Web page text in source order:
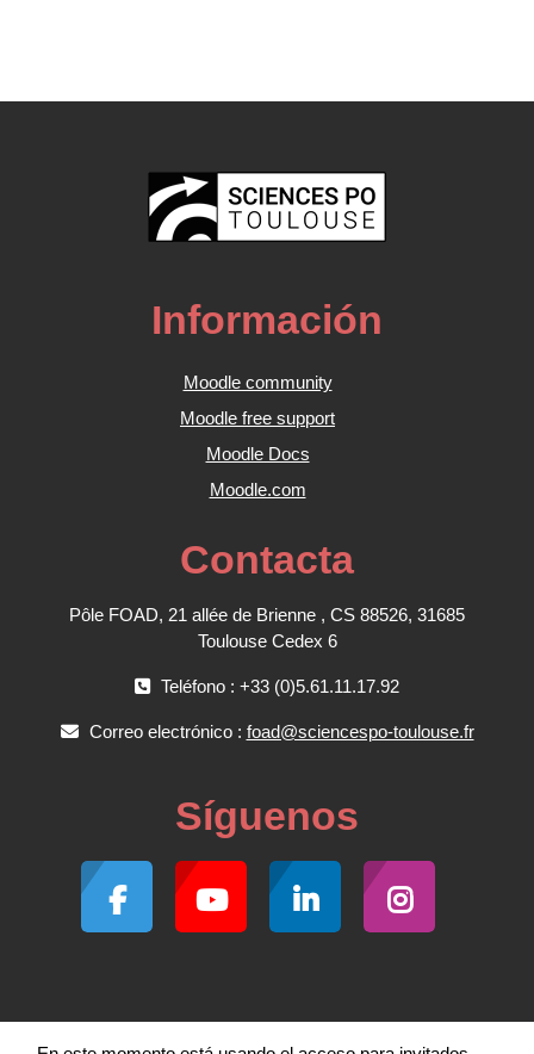
Información
Moodle community
Moodle free support
Moodle Docs
Moodle.com
Contacta
Pôle FOAD, 21 allée de Brienne , CS 88526, 31685
Toulouse Cedex 6
Teléfono : +33 (0)5.61.11.17.92
Correo electrónico : foad@sciencespo-toulouse.fr
Síguenos